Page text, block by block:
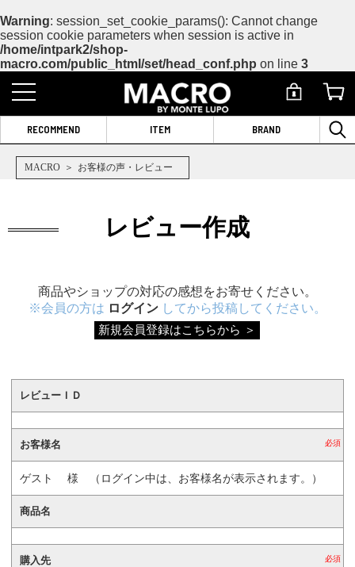
Warning: session_set_cookie_params(): Cannot change
session cookie parameters when session is active in
/home/intpark2/shop-
macro.com/public_html/set/head_conf.php on line 3
RECOMMEND ITEM BRAND
MACRO お客様の声・レビュー
レビュー作成
商品やショップの対応の感想をお寄せください。
※会員の方は ログインしてから投稿してください。
新規会員登録はこちらから ＞
レビューＩＤ
お客様名 必須
ゲスト 様 （ログイン中は、お客様名が表示されます。）
商品名
購入先 必須